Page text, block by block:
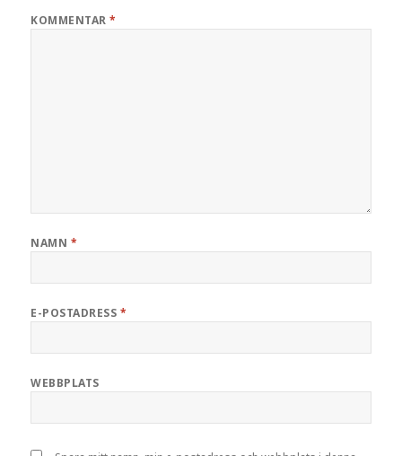
KOMMENTAR*
NAMN *
E-POSTADRESS *
WEBBPLATS